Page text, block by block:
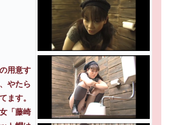
用意す
やたら
ます。
「藤崎